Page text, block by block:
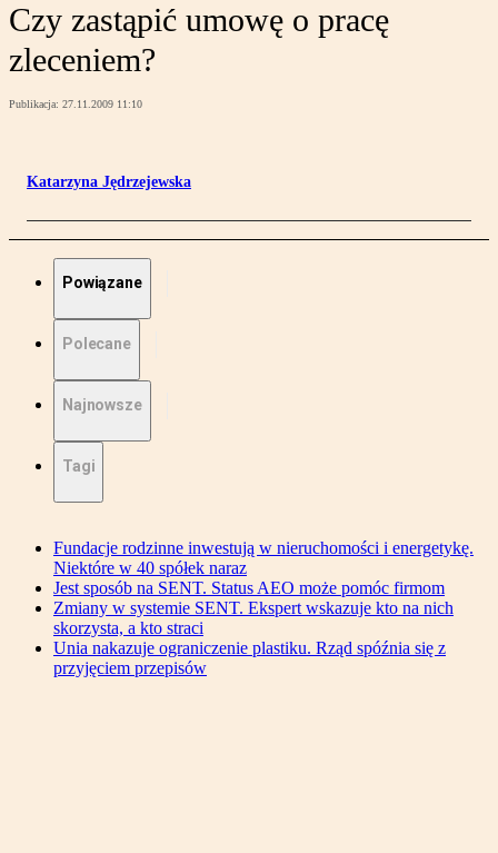
Czy zastąpić umowę o pracę
zleceniem?
Publikacja: 27.11.2009 11:10
Katarzyna Jędrzejewska
Powiązane
Polecane
Najnowsze
Tagi
Fundacje rodzinne inwestują w nieruchomości i energetykę.
Niektóre w 40 spółek naraz
Jest sposób na SENT. Status AEO może pomóc firmom
Zmiany w systemie SENT. Ekspert wskazuje kto na nich
skorzysta, a kto straci
Unia nakazuje ograniczenie plastiku. Rząd spóźnia się z
przyjęciem przepisów